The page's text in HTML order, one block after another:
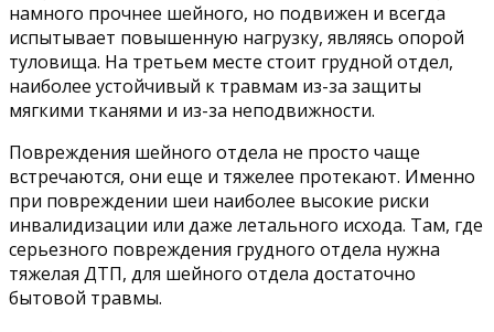
намного прочнее шейного, но подвижен и всегда
испытывает повышенную нагрузку, являясь опорой
туловища. На третьем месте стоит грудной отдел,
наиболее устойчивый к травмам из-за защиты
мягкими тканями и из-за неподвижности.
Повреждения шейного отдела не просто чаще
встречаются, они еще и тяжелее протекают. Именно
при повреждении шеи наиболее высокие риски
инвалидизации или даже летального исхода. Там, где
серьезного повреждения грудного отдела нужна
тяжелая ДТП, для шейного отдела достаточно
бытовой травмы.